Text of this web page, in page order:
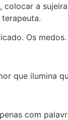
a
Os medos.
que ilumina
com